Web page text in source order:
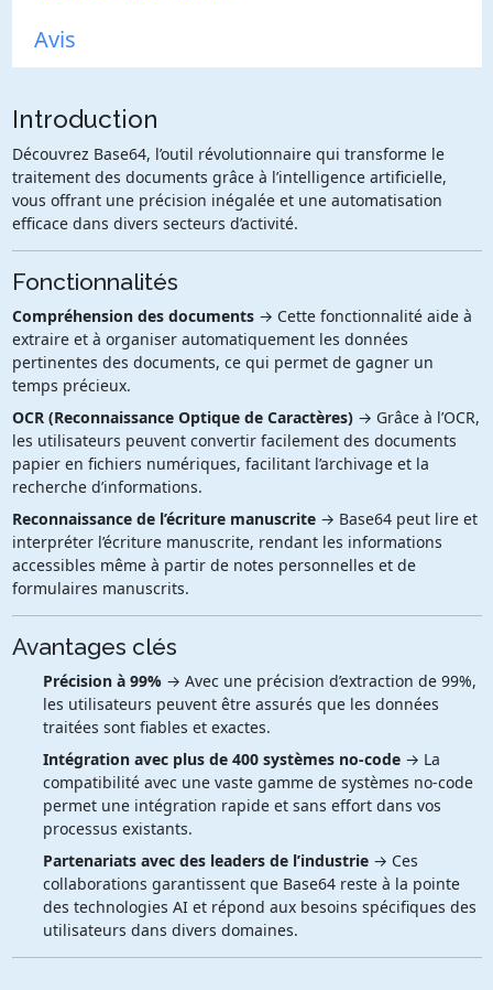
Avis
Introduction
Découvrez Base64, l’outil révolutionnaire qui transforme le
traitement des documents grâce à l’intelligence artificielle,
vous offrant une précision inégalée et une automatisation
efficace dans divers secteurs d’activité.
Fonctionnalités
Compréhension des documents→ Cette fonctionnalité aide à
extraire et à organiser automatiquement les données
pertinentes des documents, ce qui permet de gagner un
temps précieux.
OCR (Reconnaissance Optique de Caractères)→ Grâce à l’OCR,
les utilisateurs peuvent convertir facilement des documents
papier en fichiers numériques, facilitant l’archivage et la
recherche d’informations.
Reconnaissance de l’écriture manuscrite→ Base64 peut lire et
interpréter l’écriture manuscrite, rendant les informations
accessibles même à partir de notes personnelles et de
formulaires manuscrits.
Avantages clés
Précision à 99%→ Avec une précision d’extraction de 99%,
les utilisateurs peuvent être assurés que les données
traitées sont fiables et exactes.
Intégration avec plus de 400 systèmes no-code→ La
compatibilité avec une vaste gamme de systèmes no-code
permet une intégration rapide et sans effort dans vos
processus existants.
Partenariats avec des leaders de l’industrie→ Ces
collaborations garantissent que Base64 reste à la pointe
des technologies AI et répond aux besoins spécifiques des
utilisateurs dans divers domaines.